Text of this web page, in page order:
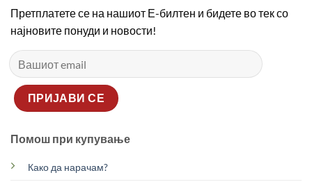
Претплатете се на нашиот Е-билтен и бидете во тек со
најновите понуди и новости!
Помош при купување
Како да нарачам?